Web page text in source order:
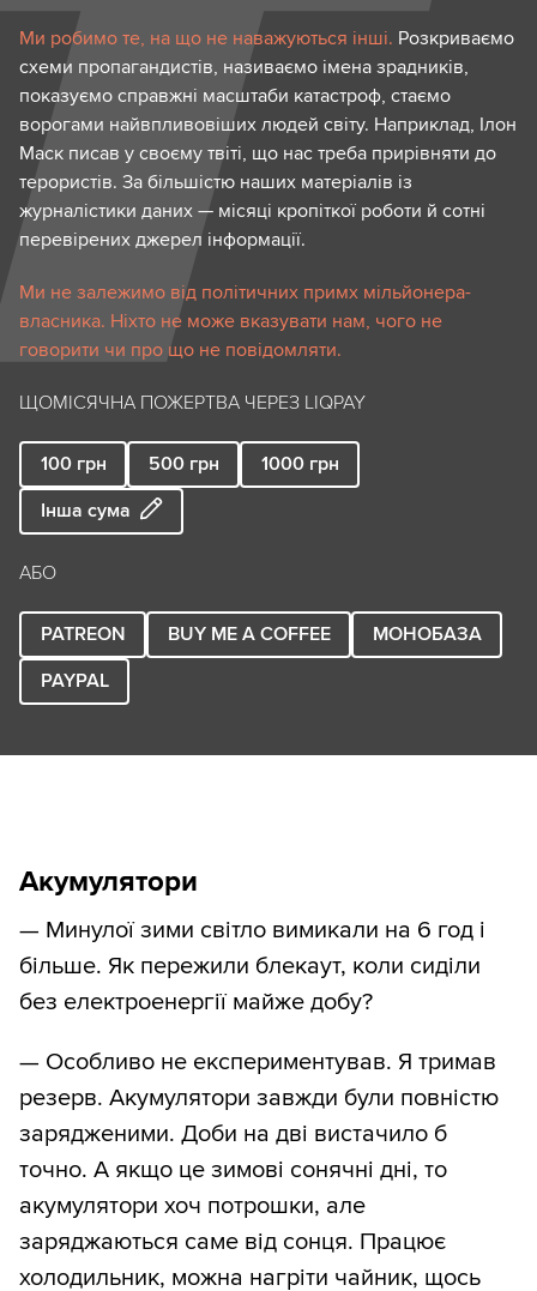
Ми робимо те, на що не наважуються інші. Розкриваємо
схеми пропагандистів, називаємо імена зрадників,
показуємо справжні масштаби катастроф, стаємо
ворогами найвпливовіших людей світу. Наприклад, Ілон
Маск писав у своєму твіті, що нас треба прирівняти до
терористів. За більшістю наших матеріалів із
журналістики даних — місяці кропіткої роботи й сотні
перевірених джерел інформації.
Ми не залежимо від політичних примх мільйонера-
власника. Ніхто не може вказувати нам, чого не
говорити чи про що не повідомляти.
ЩОМІСЯЧНА ПОЖЕРТВА ЧЕРЕЗ LIQPAY
100 грн 500 грн 1000 грн
Інша сума
АБО
PATREON BUY ME A COFFEE
МОНОБАЗА
PAYPAL
Акумулятори
— Минулої зими світло вимикали на 6 год і
більше. Як пережили блекаут, коли сиділи
без електроенергії майже добу?
— Особливо не експериментував. Я тримав
резерв. Акумулятори завжди були повністю
зарядженими. Доби на дві вистачило б
точно. А якщо це зимові сонячні дні, то
акумулятори хоч потрошки, але
заряджаються саме від сонця. Працює
холодильник, можна нагріти чайник, щось